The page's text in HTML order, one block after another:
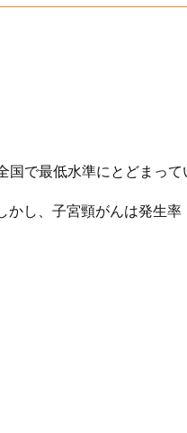
で最低水準にとどまって
し、子宮頸がんは発生